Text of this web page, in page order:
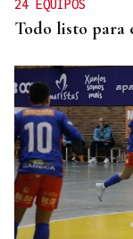
24 EQUIPOS
Todo listo para